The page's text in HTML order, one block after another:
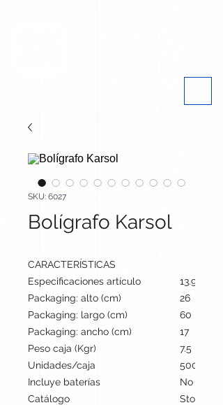
SKU: 6027
Bolígrafo Karsol
CARACTERÍSTICAS
Especificaciones artículo
13.9 cm
Packaging: alto (cm)
26
Packaging: largo (cm)
60
Packaging: ancho (cm)
17
Peso caja (Kgr)
7.5
Unidades/caja
500
Incluye baterías
No
Catálogo
Stock